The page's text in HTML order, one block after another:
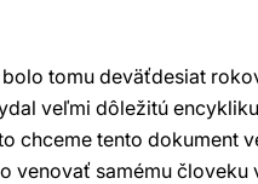
bolo tomu deväťdesiat
veľmi dôležitú
chceme tento dokument
venovať samému človeku